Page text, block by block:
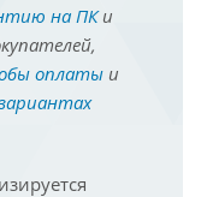
на ПКи
оплатыи